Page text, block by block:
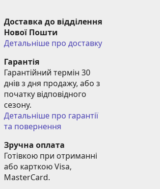
Доставка до відділення
Нової Пошти
Детальніше про доставку
Гарантія
Гарантійний термін 30
днів з дня продажу, або з
початку відповідного
сезону.
Детальніше про гарантії
та повернення
Зручна оплата
Готівкою при отриманні
або карткою Visa,
MasterCard.